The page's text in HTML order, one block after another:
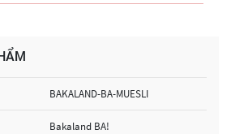
BAKALAND-BA-MUESLI
Bakaland BA!